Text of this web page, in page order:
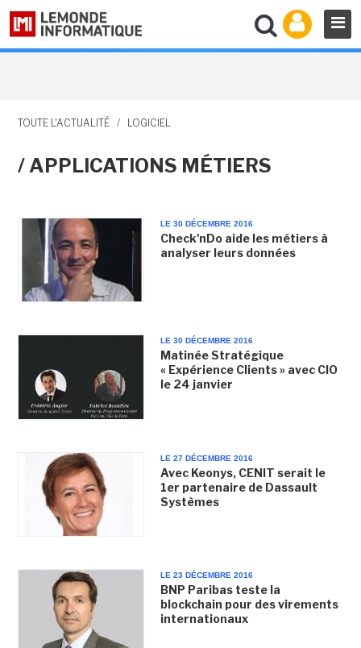
TOUTE L'ACTUALITÉ / LOGICIEL
/ APPLICATIONS MÉTIERS
LE 30 DÉCEMBRE 2016
Check'nDo aide les métiers à
analyser leurs données
LE 30 DÉCEMBRE 2016
Matinée Stratégique
« Expérience Clients » avec CIO
le 24 janvier
LE 27 DÉCEMBRE 2016
Avec Keonys, CENIT serait le
1er partenaire de Dassault
Systèmes
LE 23 DÉCEMBRE 2016
BNP Paribas teste la
blockchain pour des virements
internationaux